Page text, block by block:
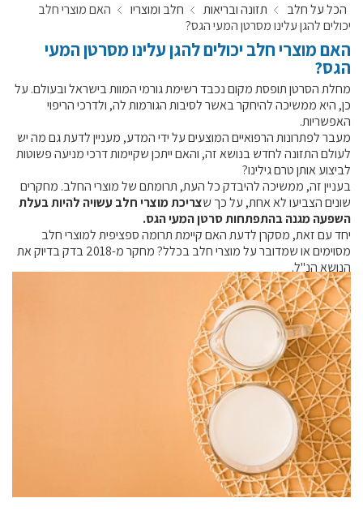
רשימת המחלבות
לאתר יצרני החלב
מחלקות המועצה, עיקרי עיסוקן
מפת הרפתות, הדירים והמחלבות
רשימת טלפונים – מועצת החלב
קול קורא ליצרנים חדשים – בקר / עיזים / כבשים
מכרזים
דרושים
זוכרים
צור קשר
חלב לכל המשפחה
אוכלים בכיף
משקים תיירותיים
פעילויות ומערכים
סיפורי המשקים
שעת סיפור
ראיונות
ערוץ היו-טיוב שלנו
הכל על חלב תזונה ובריאות חלב ומוצריו
האם מוצרי חלב
יכולים להגן עלינו מסרטן המעי הגס?
האם מוצרי חלב יכולים להגן עלינו מסרטן המעי
הגס?
מחלת הסרטן תופסת מקום נכבד רשימת גורמי המוות בישראל ובעולם. על
כן, היא ממשיכה להיחקר באשר לסיבות הגורמות לה, ולדרכי הריפוי
האפשריות.
מעבר לפתרונות הרפואיים המוצעים על ידי המדע, מעניין לדעת גם מה יש
לעולם התזונה לחדש בנושא זה, והאם ייתכן שקיימות דרכי מניעה פשוטות
לביצוע אותן טרם גילינו?
בעניין זה, ממשיכה להיבדק כל העת, תרומתם של מוצרי החלב. מחקרים
שונים הצביעו לא אחת, על כך שצריכת מוצרי חלב עשויה להיות בעלת
השפעה מגנה בהתפתחות סרטן המעי הגס.
יחד עם זאת, מסקרן לדעת האם קיימת תרומה ספציפית למוצרי חלב
מסוימים או שמדובר על מוצרי חלב בכלל? מחקר מ-2018 בדק בדיוק את
הנושא הנ"ל.